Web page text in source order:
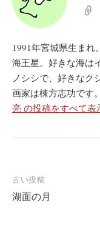
1991年宮城県生ま
海王星。好きな海は
ノシシで、好きなク
画家は棟方志功です
亮 の投稿をすべて表
投
稿
古い投稿
湖面の月